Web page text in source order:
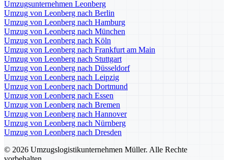
Umzugsunternehmen Leonberg
Umzug von Leonberg nach Berlin
Umzug von Leonberg nach Hamburg
Umzug von Leonberg nach München
Umzug von Leonberg nach Köln
Umzug von Leonberg nach Frankfurt am Main
Umzug von Leonberg nach Stuttgart
Umzug von Leonberg nach Düsseldorf
Umzug von Leonberg nach Leipzig
Umzug von Leonberg nach Dortmund
Umzug von Leonberg nach Essen
Umzug von Leonberg nach Bremen
Umzug von Leonberg nach Hannover
Umzug von Leonberg nach Nürnberg
Umzug von Leonberg nach Dresden
© 2026 Umzugslogistikunternehmen Müller. Alle Rechte